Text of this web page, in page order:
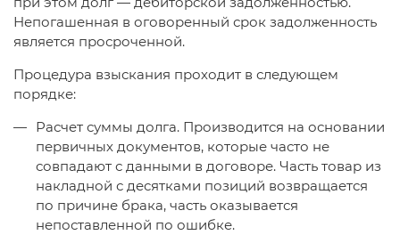
Непогашенная в оговоренный срок задолженность
является просроченной.
Процедура взыскания проходит в следующем
порядке:
Расчет суммы долга. Производится на основании
первичных документов, которые часто не
совпадают с данными в договоре. Часть товар из
накладной с десятками позиций возвращается
по причине брака, часть оказывается
непоставленной по ошибке.